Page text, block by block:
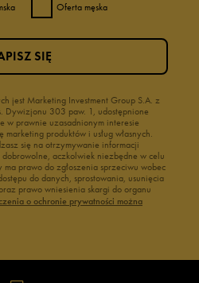
Oferta męska
jest Marketing Investment Group S.A. z
Dywizjonu 303 paw. 1, udostępnione
w prawnie uzasadnionym interesie
produktów i usług własnych.
się na otrzymywanie informacji
aczkolwiek niezbędne w celu
prawo do zgłoszenia sprzeciwu wobec
do danych, sprostowania, usunięcia
prawo wniesienia skargi do organu
o ochronie prywatności można
SIĘ